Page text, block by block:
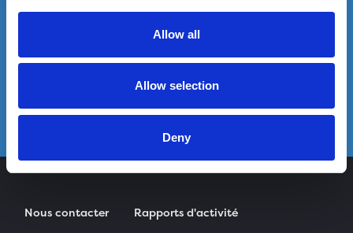
Allow all
Allow selection
Deny
Nous contacter
Rapports d'activité